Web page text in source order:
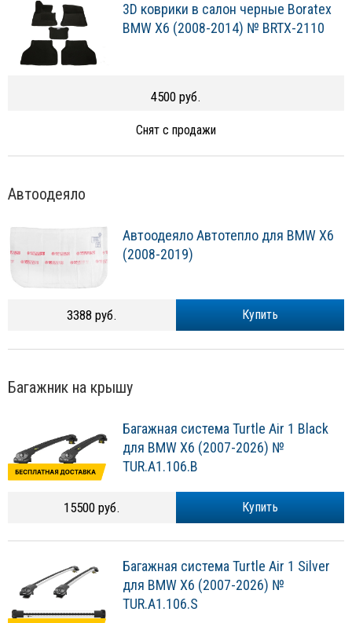
3D коврики в салон черные Boratex
BMW X6 (2008-2014) № BRTX-2110
4500 руб.
Снят с продажи
Автоодеяло
Автоодеяло Автотепло для BMW X6
(2008-2019)
Купить
3388 руб.
Багажник на крышу
Багажная система Turtle Air 1 Black
для BMW X6 (2007-2026) №
TUR.A1.106.B
Купить
15500 руб.
Багажная система Turtle Air 1 Silver
для BMW X6 (2007-2026) №
TUR.A1.106.S